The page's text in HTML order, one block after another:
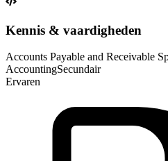
Kennis & vaardigheden
Accounts Payable and Receivable
AccountingSecundair
Ervaren